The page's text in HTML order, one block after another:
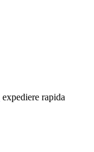
expediere rapida